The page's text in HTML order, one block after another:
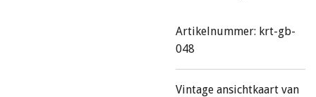
Artikelnummer: krt-gb-
048
Vintage ansichtkaart van